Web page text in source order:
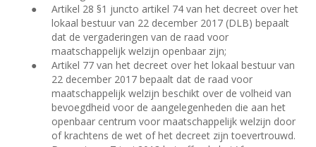
●
Artikel 28 §1 juncto artikel 74 van het decreet over het
lokaal bestuur van 22 december 2017 (DLB) bepaalt
dat de vergaderingen van de raad voor
maatschappelijk welzijn openbaar zijn;
●
Artikel 77 van het decreet over het lokaal bestuur van
22 december 2017 bepaalt dat de raad voor
maatschappelijk welzijn beschikt over de volheid van
bevoegdheid voor de aangelegenheden die aan het
openbaar centrum voor maatschappelijk welzijn door
of krachtens de wet of het decreet zijn toevertrouwd.